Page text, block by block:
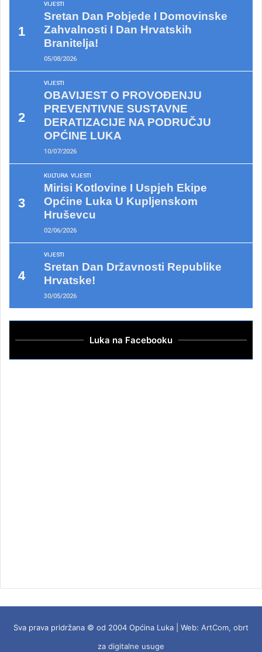
VIJESTI
Sretan Dan Pobjede I Domovinske
Zahvalnosti I Dan Hrvatskih
Branitelja!
05/08/2026
VIJESTI
OBAVIJEST O PROVOĐENJU
PREVENTIVNE SUSTAVNE
DERATIZACIJE NA PODRUČJU
OPĆINE LUKA
10/07/2026
KULTURA VIJESTI
Mirisi Kotlovine I Uspjeh Ekipe
Općine Luka U Kupljenskom
Hruševcu
02/06/2026
VIJESTI
Sretan Dan Državnosti Republike
Hrvatske!
30/05/2026
Luka na Facebooku
Sva prava pridržana © od 2004 Općina Luka | Web: ArtCom, obrt
za digitalne usuge